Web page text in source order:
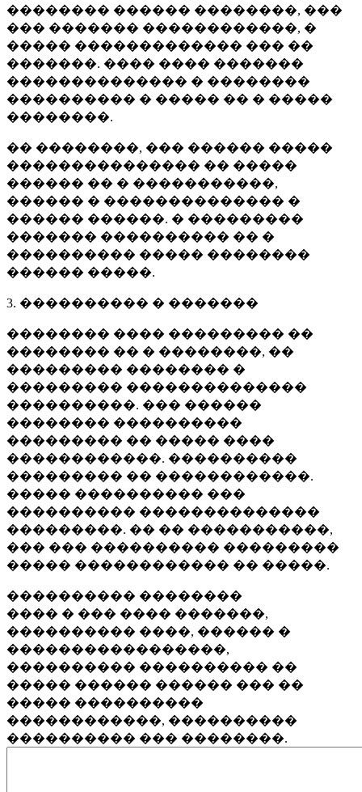
�������� ������ ��������, ���
��� ������� ������������, �
����� ������������� ��� ��
�������. ���� ���� �������
�������������� � ��������
���������� � ����� �� � �����
��������.
�� ��������, ��� ������ �����
��������������� �� �����
������ �� � �����������,
������ � �������������� �
������ ������. � ���������
������� ���������� �� �
���������� ����� ��������
������ �����.
3. ���������� � �������
�������� ���� ��������� ��
�������� �� � ��������, ��
��������� �������� �
��������� ��������������
����������. ��� ������
�������� ����������
��������� �� ����� ����
������������. ����������
��������� �� ������������.
����� ���������� ���
���������� ��������������
���������. �� �� �����������,
��� ��� ���������� ���������
����� ������������ �� �����.
���������� ��������
���� � ��� ���� �������,
���������� ����, ������ �
�����������������,
���������� ���������� ��
����� ������ ������ ��� ��
����� ����������
������������, ����������
���������� ��� ��������.